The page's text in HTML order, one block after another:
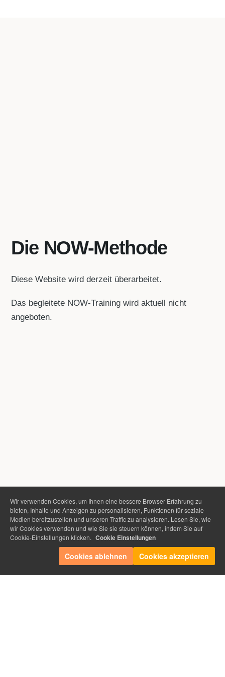
Die NOW-Methode
Diese Website wird derzeit überarbeitet.
Das begleitete NOW-Training wird aktuell nicht
angeboten.
ImpressumDatenschutz
Wir verwenden Cookies, um Ihnen eine bessere Browser-Erfahrung zu
bieten, Inhalte und Anzeigen zu personalisieren, Funktionen für soziale
Medien bereitzustellen und unseren Traffic zu analysieren. Lesen Sie, wie
wir Cookies verwenden und wie Sie sie steuern können, indem Sie auf
Cookie-Einstellungen klicken. Cookie Einstellungen
Cookies ablehnen Cookies akzeptieren